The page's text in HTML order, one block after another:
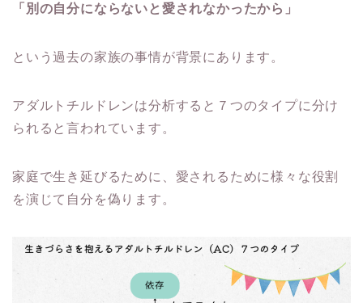
「別の自分にならないと愛されなかったから」
という過去の家族の事情が背景にあります。
アダルトチルドレンは分析すると７つのタイプに分け
られると言われています。
家庭で生き延びるために、愛されるために様々な役割
を演じて自分を偽ります。